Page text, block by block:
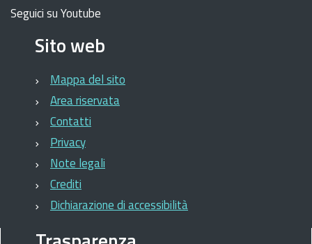
Seguici su Youtube
Sito web
Mappa del sito
Area riservata
Contatti
Privacy
Note legali
Crediti
Dichiarazione di accessibilità